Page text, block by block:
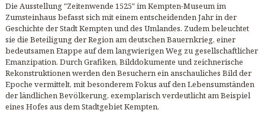
Die Ausstellung "Zeitenwende 1525" im Kempten-Museum im
Zumsteinhaus befasst sich mit einem entscheidenden Jahr in der
Geschichte der Stadt Kempten und des Umlandes. Zudem beleuchtet
sie die Beteiligung der Region am deutschen Bauernkrieg, einer
bedeutsamen Etappe auf dem langwierigen Weg zu gesellschaftlicher
Emanzipation. Durch Grafiken, Bilddokumente und zeichnerische
Rekonstruktionen werden den Besuchern ein anschauliches Bild der
Epoche vermittelt, mit besonderem Fokus auf den Lebensumständen
der ländlichen Bevölkerung, exemplarisch verdeutlicht am Beispiel
eines Hofes aus dem Stadtgebiet Kempten.